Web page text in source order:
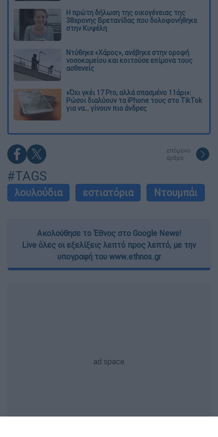
Η πρώτη δήλωση της οικογένειας της
38χρονης Βρετανίδας που δολοφονήθηκε
στην Κυψέλη
Ντύθηκε «Χάρος», ανέβηκε στην οροφή
νοσοκομείου και κοιτούσε επίμονα τους
ασθενείς
«Όχι γκέι 17 Pro, αλλά σπασμένο 11άρι»:
Ρώσοι διαλύουν τα iPhone τους στο TikTok
για να... γίνουν πιο άνδρες
επόμενο
άρθρο
#TAGS
λουλούδια εστιατόρια Ντουμπάι
Ακολούθησε το Έθνος στο Google News!
Live όλες οι εξελίξεις λεπτό προς λεπτό, με την
υπογραφή του www.ethnos.gr